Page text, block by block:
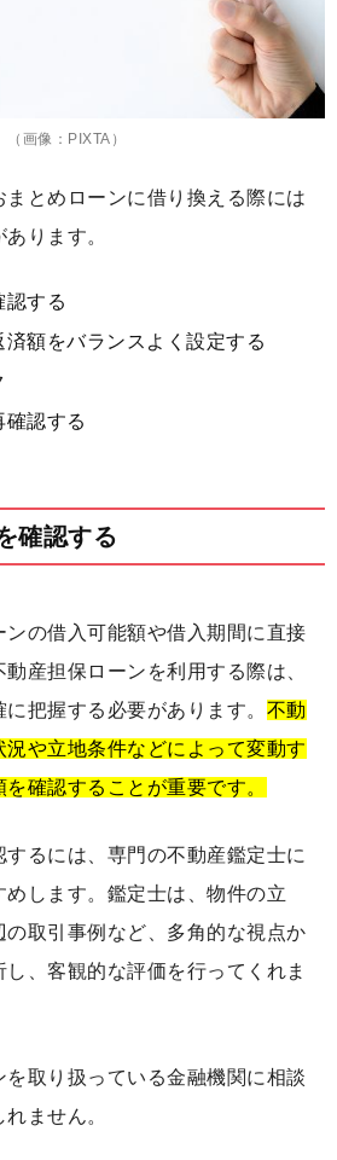
（画像：PIXTA）
とめローンに借り換える際には
ります。
認する
額をバランスよく設定する
認する
確認する
の借入可能額や借入期間に直接
産担保ローンを利用する際は、
把握する必要があります。 不動
や立地条件などによって変動す
確認することが重要です。
るには、専門の不動産鑑定士に
します。鑑定士は、物件の立
取引事例など、多角的な視点か
、客観的な評価を行ってくれま
を取り扱っている金融機関に相談
ません。